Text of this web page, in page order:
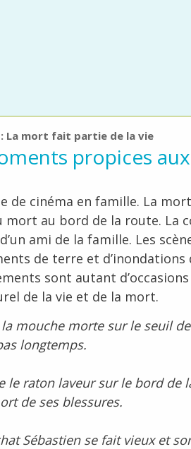
La mort fait partie de la vie
propices
de cinéma en famille. La
mort au bord de la route. La
ami de la famille. Les
de terre et d’inondations
sont autant
de la vie et de la mort.
mouche morte sur le seuil
longtemps.
le raton laveur sur le bord de
de ses blessures.
Sébastien se fait vieux et